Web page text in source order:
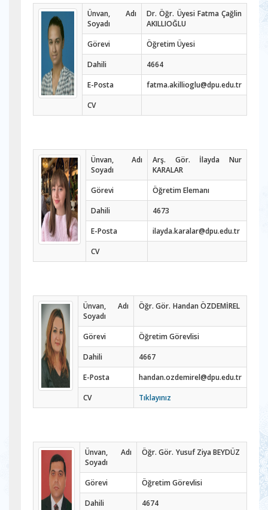
Ünvan, Adı
Soyadı
Dr. Öğr. Üyesi Fatma Çağlin
AKILLIOĞLU
Görevi
Öğretim Üyesi
Dahili
4664
E-Posta
fatma.akillioglu@dpu.edu.tr
CV
Ünvan, Adı
Soyadı
Arş. Gör. İlayda Nur
KARALAR
Görevi
Öğretim Elemanı
Dahili
4673
E-Posta
ilayda.karalar@dpu.edu.tr
CV
Ünvan, Adı
Soyadı
Öğr. Gör. Handan ÖZDEMİREL
Görevi
Öğretim Görevlisi
Dahili
4667
E-Posta
handan.ozdemirel@dpu.edu.tr
CV
Tıklayınız
Ünvan, Adı
Soyadı
Öğr. Gör. Yusuf Ziya BEYDÜZ
Görevi
Öğretim Görevlisi
Dahili
4674